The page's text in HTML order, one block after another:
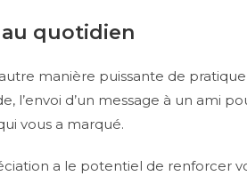
quotidien
manière puissante de
l’envoi d’un message à un ami
vous a marqué.
a le potentiel de renforcer